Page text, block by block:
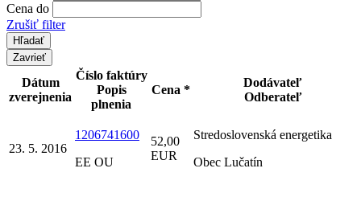
Cena do
Zrušiť filter
Zavrieť
Dátum
zverejnenia
Číslo faktúry
Popis
plnenia
Cena *
Dodávateľ
Odberateľ
23. 5. 2016
1206741600
EE OU
52,00
EUR
Stredoslovenská energetika
Obec Lučatín